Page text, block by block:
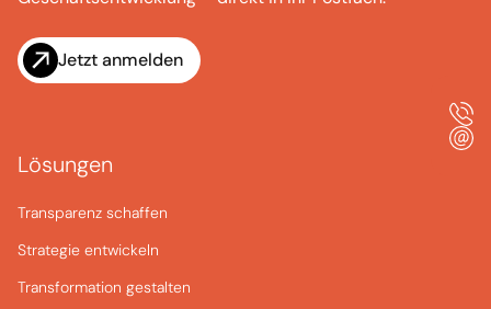
Jetzt anmelden
Lösungen
Transparenz schaffen
Strategie entwickeln
Transformation gestalten